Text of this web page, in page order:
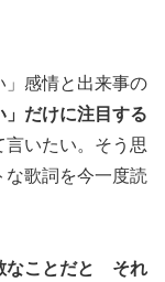
」感情と出来事の
」だけに注目する
言いたい。そう思
な歌詞を今一度読
なことだと それ